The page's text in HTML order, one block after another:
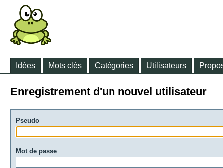
Idées Mots clés Catégories Utilisateurs
Enregistrement d'un nouvel utilisateur
Pseudo
Mot de passe